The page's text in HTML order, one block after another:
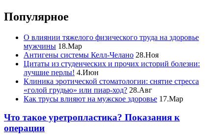
Популярное
О влиянии тяжелого физического труда на здоровье
мужчины 18.Мар
Антигены системы Келл-Челано 28.Ноя
Цитаты из студенческих и прочих историй болезни:
лучшие перлы! 4.Июн
Клиника эротической стоматологии: снятие стресса
«голой грудью» или пиар-ход? 28.Авг
Как трусы влияют на мужское здоровье 17.Мар
Что такое уретропластика? Показания к
операции